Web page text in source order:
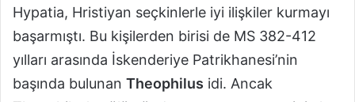
Hypatia, Hristiyan seçkinlerle iyi ilişkiler kurmayı
başarmıştı. Bu kişilerden birisi de MS 382-412
yılları arasında İskenderiye Patrikhanesi’nin
başında bulunan Theophilus idi. Ancak